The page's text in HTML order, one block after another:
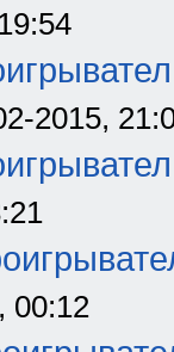
2015,
00:12